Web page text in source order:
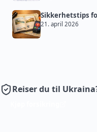
Sikkerhetstips
21. april 2026
Reiser du til